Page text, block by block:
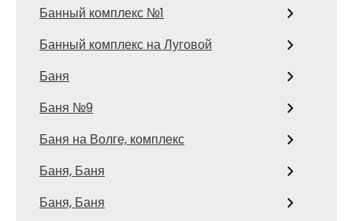
Банный комплекс №1
Банный комплекс на Луговой
Баня
Баня №9
Баня на Волге, комплекс
Баня, Баня
Баня, Баня